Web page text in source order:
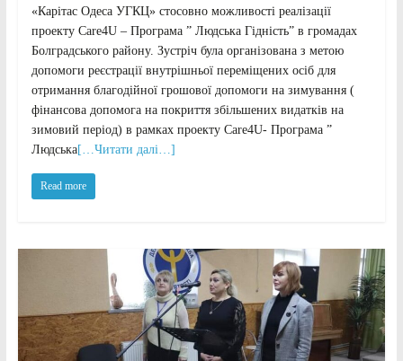
«Карітас Одеса УГКЦ» стосовно можливості реалізації
проекту Care4U – Програма ” Людська Гідність” в громадах
Болградського району. Зустріч була організована з метою
допомоги реєстрації внутрішньої переміщених осіб для
отримання благодійної грошової допомоги на зимування (
фінансова допомога на покриття збільшених видатків на
зимовий період) в рамках проекту Care4U- Програма ”
Людська[…Читати далі…]
Read more